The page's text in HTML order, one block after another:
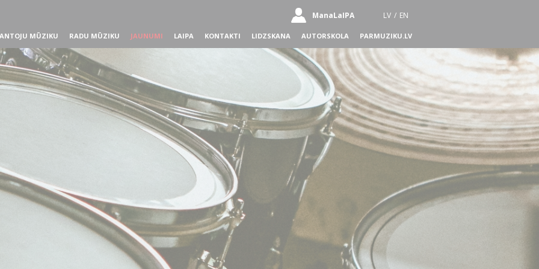
ManaLaIPA LV / EN
MŪZIKU RADU MŪZIKU JAUNUMI LAIPA KONTAKTI LIDZSKANA AUTORSKOLA PARMUZIKU.LV